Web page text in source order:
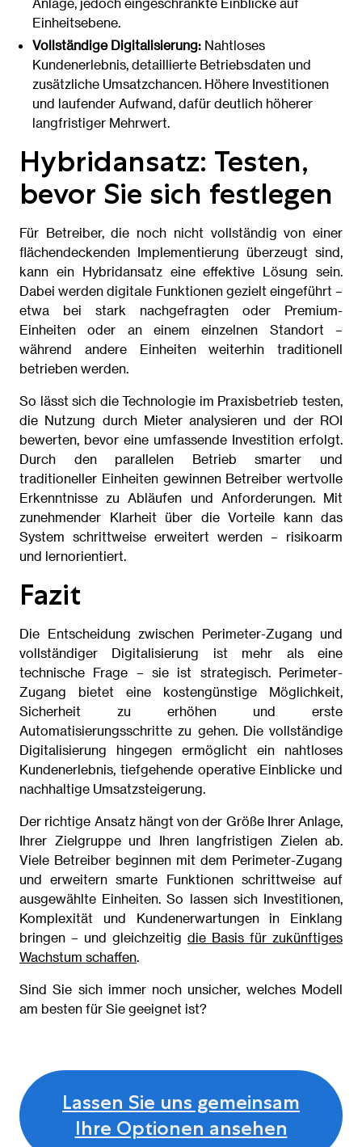
Einheitsebene.
Vollständige Digitalisierung: Nahtloses
Kundenerlebnis, detaillierte Betriebsdaten und
zusätzliche Umsatzchancen. Höhere Investitionen
und laufender Aufwand, dafür deutlich höherer
langfristiger Mehrwert.
Hybridansatz: Testen,
bevor Sie sich festlegen
Für Betreiber, die noch nicht vollständig von einer
flächendeckenden Implementierung überzeugt sind,
kann ein Hybridansatz eine effektive Lösung sein.
Dabei werden digitale Funktionen gezielt eingeführt –
etwa bei stark nachgefragten oder Premium-
Einheiten oder an einem einzelnen Standort –
während andere Einheiten weiterhin traditionell
betrieben werden.
So lässt sich die Technologie im Praxisbetrieb testen,
die Nutzung durch Mieter analysieren und der ROI
bewerten, bevor eine umfassende Investition erfolgt.
Durch den parallelen Betrieb smarter und
traditioneller Einheiten gewinnen Betreiber wertvolle
Erkenntnisse zu Abläufen und Anforderungen. Mit
zunehmender Klarheit über die Vorteile kann das
System schrittweise erweitert werden – risikoarm
und lernorientiert.
Fazit
Die Entscheidung zwischen Perimeter-Zugang und
vollständiger Digitalisierung ist mehr als eine
technische Frage – sie ist strategisch. Perimeter-
Zugang bietet eine kostengünstige Möglichkeit,
Sicherheit zu erhöhen und erste
Automatisierungsschritte zu gehen. Die vollständige
Digitalisierung hingegen ermöglicht ein nahtloses
Kundenerlebnis, tiefgehende operative Einblicke und
nachhaltige Umsatzsteigerung.
Der richtige Ansatz hängt von der Größe Ihrer Anlage,
Ihrer Zielgruppe und Ihren langfristigen Zielen ab.
Viele Betreiber beginnen mit dem Perimeter-Zugang
und erweitern smarte Funktionen schrittweise auf
ausgewählte Einheiten. So lassen sich Investitionen,
Komplexität und Kundenerwartungen in Einklang
bringen – und gleichzeitig die Basis für zukünftiges
Wachstum schaffen.
Sind Sie sich immer noch unsicher, welches Modell
am besten für Sie geeignet ist?
Lassen Sie uns gemeinsam
Ihre Optionen ansehen